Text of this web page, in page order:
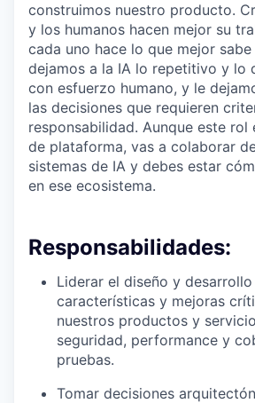
construimos nuestro producto.
y los humanos hacen mejor su
cada uno hace lo que mejor sabe
dejamos a la IA lo repetitivo y lo
con esfuerzo humano, y le
las decisiones que requieren
responsabilidad. Aunque este rol
de plataforma, vas a colaborar
sistemas de IA y debes estar
en ese ecosistema.
Responsabilidades:
Liderar el diseño y
características y mejoras
nuestros productos y
seguridad, performance y
pruebas.
Tomar decisiones